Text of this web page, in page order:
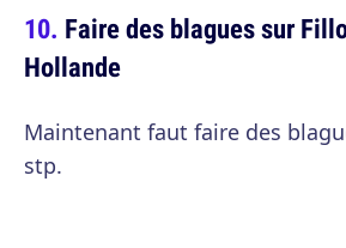
Faire des blagues sur
Hollande
Maintenant faut faire des
stp.